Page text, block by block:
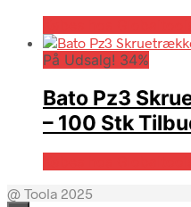
På Udsalg! 34%
Bato Pz3
– 100 Stk
@ Toola 2025